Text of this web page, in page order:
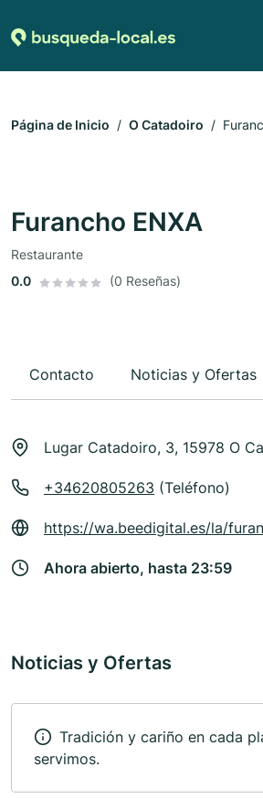
Página de Inicio O Catadoiro
Furancho ENXA
Restaurante
0.0
(0 Reseñas)
Contacto Noticias y Ofertas
Lugar Catadoiro, 3, 15978 O
+34620805263 (Teléfono)
https://wa.beedigital.es/la/
Ahora abierto, hasta 23:59
Noticias y Ofertas
Tradición y cariño en cada
servimos.